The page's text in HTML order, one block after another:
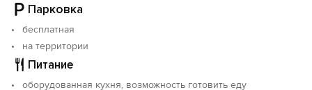
Парковка
бесплатная
на территории
Питание
оборудованная кухня, возможность готовить еду